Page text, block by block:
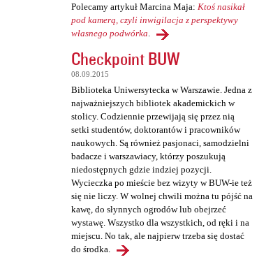
Polecamy artykuł Marcina Maja: Ktoś nasikał
pod kamerą, czyli inwigilacja z perspektywy
własnego podwórka.
Checkpoint BUW
08.09.2015
Biblioteka Uniwersytecka w Warszawie. Jedna z
najważniejszych bibliotek akademickich w
stolicy. Codziennie przewijają się przez nią
setki studentów, doktorantów i pracowników
naukowych. Są również pasjonaci, samodzielni
badacze i warszawiacy, którzy poszukują
niedostępnych gdzie indziej pozycji.
Wycieczka po mieście bez wizyty w BUW-ie też
się nie liczy. W wolnej chwili można tu pójść na
kawę, do słynnych ogrodów lub obejrzeć
wystawę. Wszystko dla wszystkich, od ręki i na
miejscu. No tak, ale najpierw trzeba się dostać
do środka.